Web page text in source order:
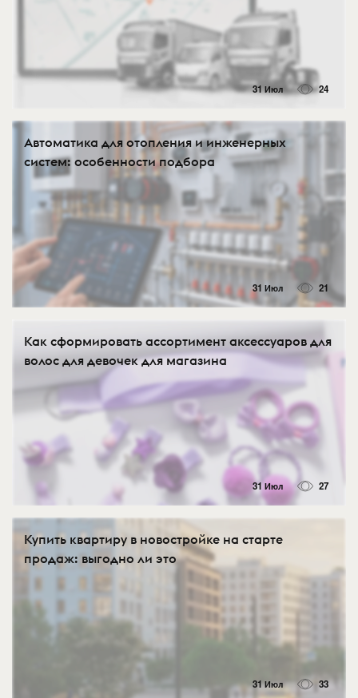
31 Июл 24
Автоматика для отопления и инженерных
систем: особенности подбора
31 Июл 21
Как сформировать ассортимент аксессуаров для
волос для девочек для магазина
31 Июл 27
Купить квартиру в новостройке на старте
продаж: выгодно ли это
31 Июл 33